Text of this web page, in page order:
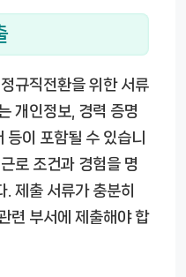
규직전환을 위한 서류
개인정보, 경력 증명
등이 포함될 수 있습니
로 조건과 경험을 명
제출 서류가 충분히
련 부서에 제출해야 합